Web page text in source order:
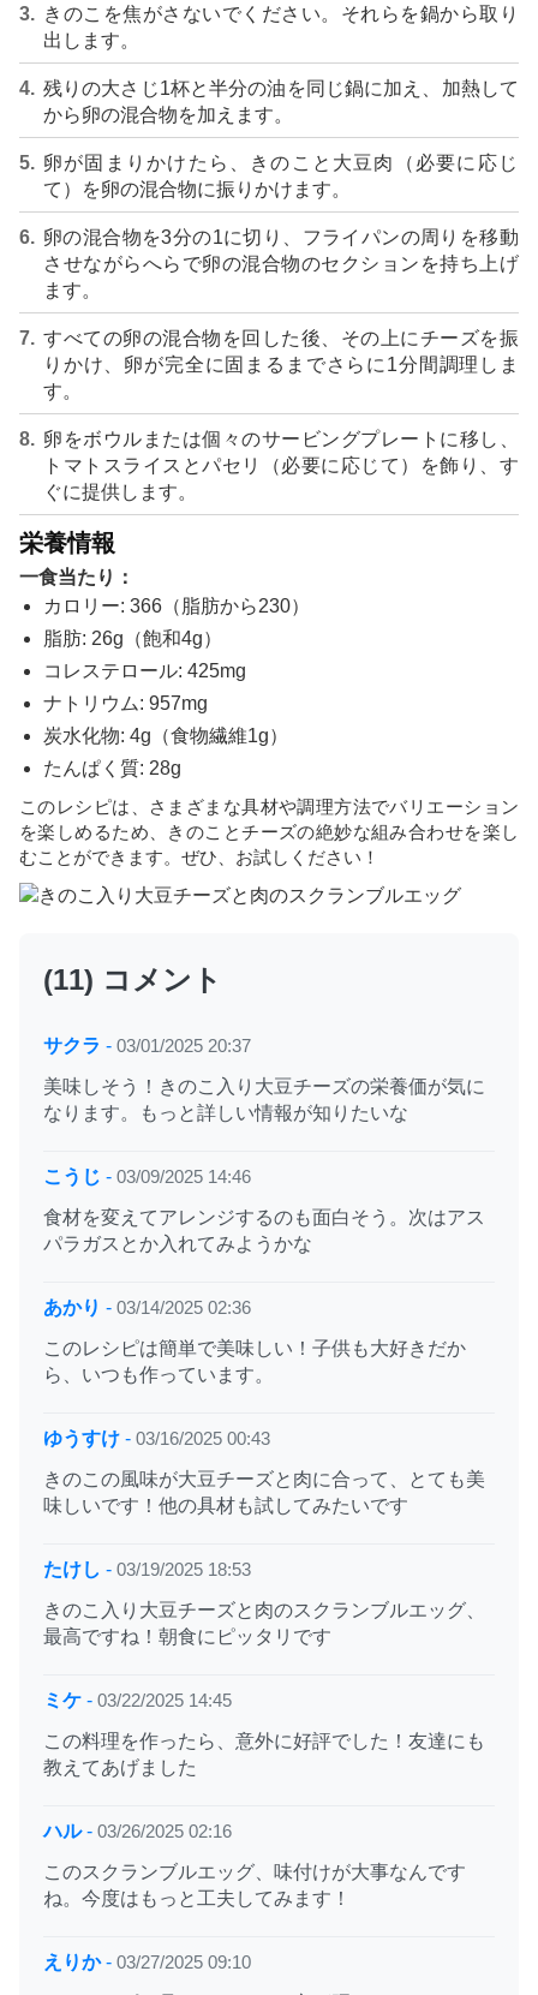
きのこを焦がさないでください。それらを鍋から取り
出します。
残りの大さじ1杯と半分の油を同じ鍋に加え、加熱して
から卵の混合物を加えます。
卵が固まりかけたら、きのこと大豆肉（必要に応じ
て）を卵の混合物に振りかけます。
卵の混合物を3分の1に切り、フライパンの周りを移動
させながらへらで卵の混合物のセクションを持ち上げ
ます。
すべての卵の混合物を回した後、その上にチーズを振
りかけ、卵が完全に固まるまでさらに1分間調理しま
す。
卵をボウルまたは個々のサービングプレートに移し、
トマトスライスとパセリ（必要に応じて）を飾り、す
ぐに提供します。
栄養情報
一食当たり：
カロリー: 366（脂肪から230）
脂肪: 26g（飽和4g）
コレステロール: 425mg
ナトリウム: 957mg
炭水化物: 4g（食物繊維1g）
たんぱく質: 28g
このレシピは、さまざまな具材や調理方法でバリエーション
を楽しめるため、きのことチーズの絶妙な組み合わせを楽し
むことができます。ぜひ、お試しください！
(11) コメント
サクラ - 03/01/2025 20:37
美味しそう！きのこ入り大豆チーズの栄養価が気に
なります。もっと詳しい情報が知りたいな
こうじ - 03/09/2025 14:46
食材を変えてアレンジするのも面白そう。次はアス
パラガスとか入れてみようかな
あかり - 03/14/2025 02:36
このレシピは簡単で美味しい！子供も大好きだか
ら、いつも作っています。
ゆうすけ - 03/16/2025 00:43
きのこの風味が大豆チーズと肉に合って、とても美
味しいです！他の具材も試してみたいです
たけし - 03/19/2025 18:53
きのこ入り大豆チーズと肉のスクランブルエッグ、
最高ですね！朝食にピッタリです
ミケ - 03/22/2025 14:45
この料理を作ったら、意外に好評でした！友達にも
教えてあげました
ハル- 03/26/2025 02:16
このスクランブルエッグ、味付けが大事なんです
ね。今度はもっと工夫してみます！
えりか- 03/27/2025 09:10